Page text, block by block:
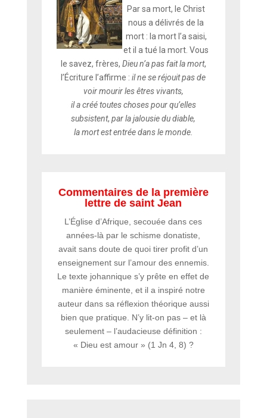
Par sa mort, le Christ
nous a délivrés de la
mort : la mort l’a saisi,
et il a tué la mort. Vous
le savez, frères, Dieu n’a pas fait la mort,
l’Écriture l’affirme :il ne se réjouit pas de
voir mourir les êtres vivants,
il a créé toutes choses pour qu’elles
subsistent,par la jalousie du diable,
la mort est entrée dans le monde.
Commentaires de la première
lettre de saint Jean
L’Église d’Afrique, secouée dans ces
années-là par le schisme donatiste,
avait sans doute de quoi tirer profit d’un
enseignement sur l’amour des ennemis.
Le texte johannique s’y prête en effet de
manière éminente, et il a inspiré notre
auteur dans sa réflexion théorique aussi
bien que pratique. N’y lit-on pas – et là
seulement – l’audacieuse définition :
« Dieu est amour » (1 Jn 4, 8) ?